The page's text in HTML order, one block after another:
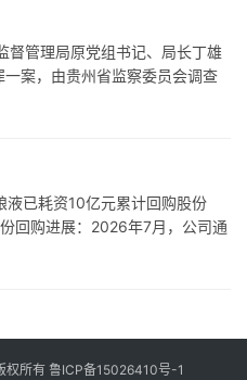
督管理局原党组书记、局长丁雄
案，由贵州省监察委员会调查
中级人民法院提起公诉。案件
位形成的便利条件，为他人谋
已耗资10亿元累计回购股份
回购进展：2026年7月，公司通
成交价为74.84元/股，最低成
权所有 鲁ICP备15026410号-1